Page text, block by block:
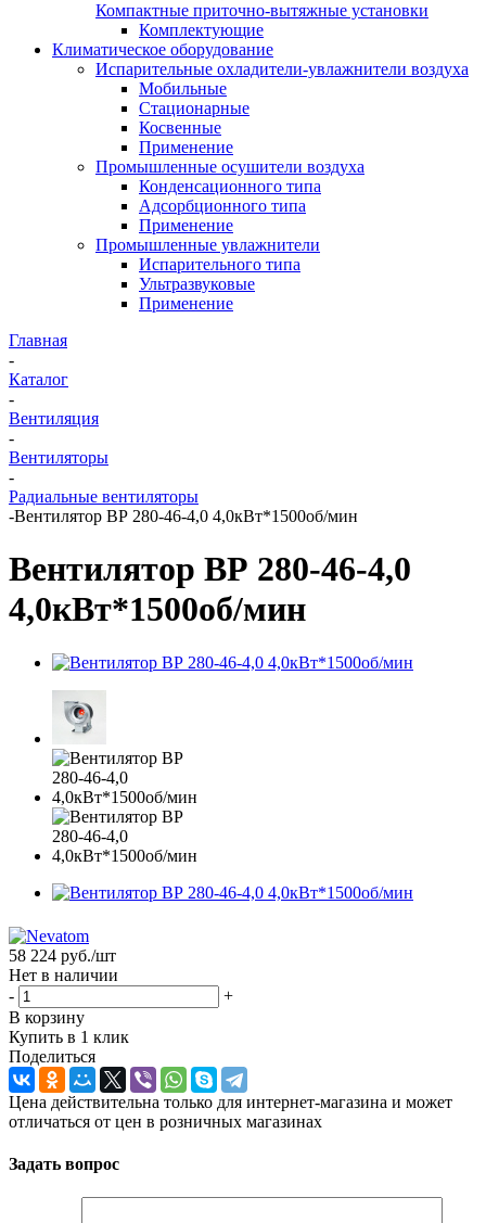
Компактные приточно-вытяжные установки
Комплектующие
Климатическое оборудование
Испарительные охладители-увлажнители воздуха
Мобильные
Стационарные
Косвенные
Применение
Промышленные осушители воздуха
Конденсационного типа
Адсорбционного типа
Применение
Промышленные увлажнители
Испарительного типа
Ультразвуковые
Применение
Главная
-
Каталог
-
Вентиляция
-
Вентиляторы
-
Радиальные вентиляторы
-Вентилятор ВР 280-46-4,0 4,0кВт*1500об/мин
Вентилятор ВР 280-46-4,0
4,0кВт*1500об/мин
58 224 руб./шт
Нет в наличии
-
+
В корзину
Купить в 1 клик
Поделиться
Цена действительна только для интернет-магазина и может
отличаться от цен в розничных магазинах
Задать вопрос